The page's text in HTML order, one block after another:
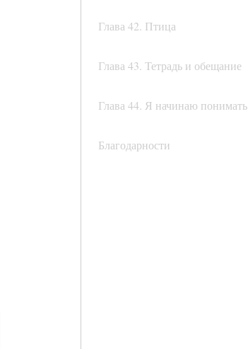
Глава 42. Птица
Глава 43. Тетрадь и обещание
Глава 44. Я начинаю понимать
Благодарности